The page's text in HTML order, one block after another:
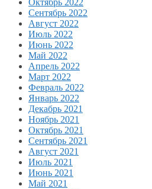
Октябрь 2022
Сентябрь 2022
Август 2022
Июль 2022
Июнь 2022
Май 2022
Апрель 2022
Март 2022
Февраль 2022
Январь 2022
Декабрь 2021
Ноябрь 2021
Октябрь 2021
Сентябрь 2021
Август 2021
Июль 2021
Июнь 2021
Май 2021